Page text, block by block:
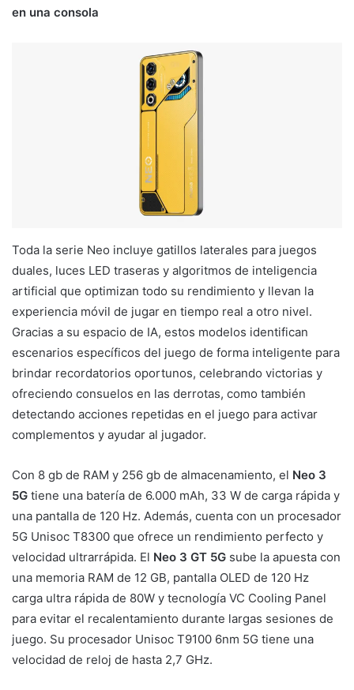
en una consola
Toda la serie Neo incluye gatillos laterales para juegos
duales, luces LED traseras y algoritmos de inteligencia
artificial que optimizan todo su rendimiento y llevan la
experiencia móvil de jugar en tiempo real a otro nivel.
Gracias a su espacio de IA, estos modelos identifican
escenarios específicos del juego de forma inteligente para
brindar recordatorios oportunos, celebrando victorias y
ofreciendo consuelos en las derrotas, como también
detectando acciones repetidas en el juego para activar
complementos y ayudar al jugador.
Con 8 gb de RAM y 256 gb de almacenamiento, el Neo 3
5G tiene una batería de 6.000 mAh, 33 W de carga rápida y
una pantalla de 120 Hz. Además, cuenta con un procesador
5G Unisoc T8300 que ofrece un rendimiento perfecto y
velocidad ultrarrápida. El Neo 3 GT 5G sube la apuesta con
una memoria RAM de 12 GB, pantalla OLED de 120 Hz
carga ultra rápida de 80W y tecnología VC Cooling Panel
para evitar el recalentamiento durante largas sesiones de
juego. Su procesador Unisoc T9100 6nm 5G tiene una
velocidad de reloj de hasta 2,7 GHz.